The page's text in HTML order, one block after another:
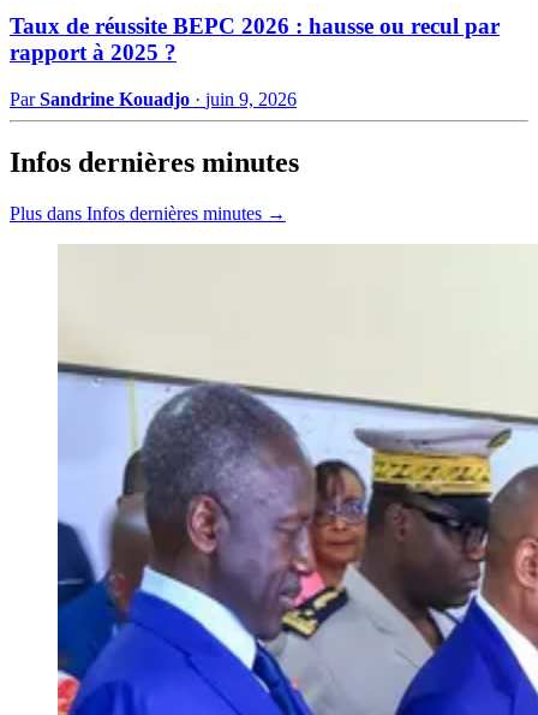
Taux de réussite BEPC 2026 : hausse ou recul par
rapport à 2025 ?
ParSandrine Kouadjo · juin 9, 2026
Infos dernières minutes
Plus dans Infos dernières minutes →